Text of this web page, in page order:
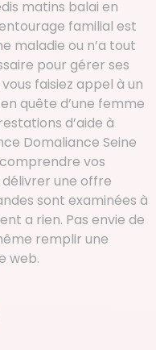
matins balai en
familial est
maladie ou n’a tout
pour gérer ses
faisiez appel à un
quête d’une femme
d’aide à
Domaliance Seine
vos
une offre
sont examinées à
a rien. Pas envie de
remplir une
web.